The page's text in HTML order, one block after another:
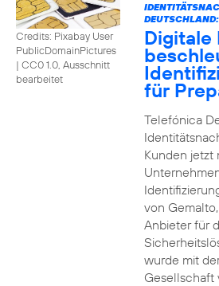
Credits: Pixabay User
PublicDomainPictures
| CC0 1.0, Ausschnitt
bearbeitet
DEUTSCHLAND:
Digitale
für
Telefónica
Kunden jetzt
von
Anbieter für
wurde mit
Gesellschaft